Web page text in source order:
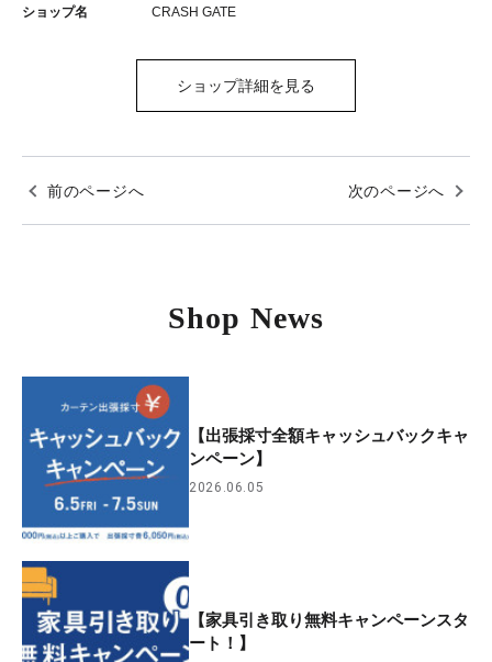
ショップ名 CRASH GATE
ショップ詳細を見る
前のページへ 次のページへ
Shop News
【出張採寸全額キャッシュバックキャ
ンペーン】
2026.06.05
【家具引き取り無料キャンペーンスタ
ート！】